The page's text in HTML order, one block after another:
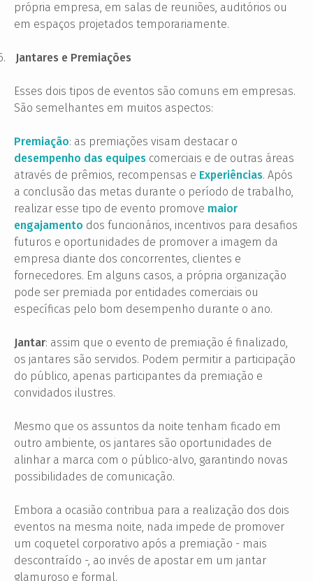
própria empresa, em salas de reuniões, auditórios ou
em espaços projetados temporariamente.
Jantares e Premiações
Esses dois tipos de eventos são comuns em empresas.
São semelhantes em muitos aspectos:
Premiação: as premiações visam destacar o
desempenho das equipes comerciais e de outras áreas
através de prêmios, recompensas e Experiências. Após
a conclusão das metas durante o período de trabalho,
realizar esse tipo de evento promove maior
engajamento dos funcionários, incentivos para desafios
futuros e oportunidades de promover a imagem da
empresa diante dos concorrentes, clientes e
fornecedores. Em alguns casos, a própria organização
pode ser premiada por entidades comerciais ou
específicas pelo bom desempenho durante o ano.
Jantar: assim que o evento de premiação é finalizado,
os jantares são servidos. Podem permitir a participação
do público, apenas participantes da premiação e
convidados ilustres.
Mesmo que os assuntos da noite tenham ficado em
outro ambiente, os jantares são oportunidades de
alinhar a marca com o público-alvo, garantindo novas
possibilidades de comunicação.
Embora a ocasião contribua para a realização dos dois
eventos na mesma noite, nada impede de promover
um coquetel corporativo após a premiação - mais
descontraído -, ao invés de apostar em um jantar
glamuroso e formal.